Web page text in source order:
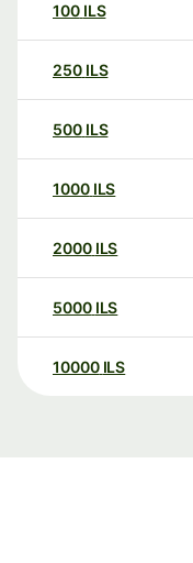
100 ILS
250 ILS
500 ILS
1000 ILS
2000 ILS
5000 ILS
10000 ILS